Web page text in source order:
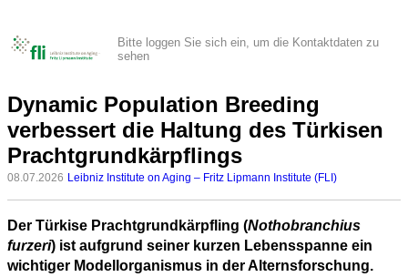
Bitte loggen Sie sich ein, um die Kontaktdaten zu
sehen
Dynamic Population Breeding
verbessert die Haltung des Türkisen
Prachtgrundkärpflings
08.07.2026 Leibniz Institute on Aging – Fritz Lipmann Institute (FLI)
Der Türkise Prachtgrundkärpfling (Nothobranchius
furzeri) ist aufgrund seiner kurzen Lebensspanne ein
wichtiger Modellorganismus in der Alternsforschung.